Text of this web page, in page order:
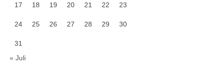
17 18 19 20 21 22 23
24 25 26 27 28 29 30
31
« Juli